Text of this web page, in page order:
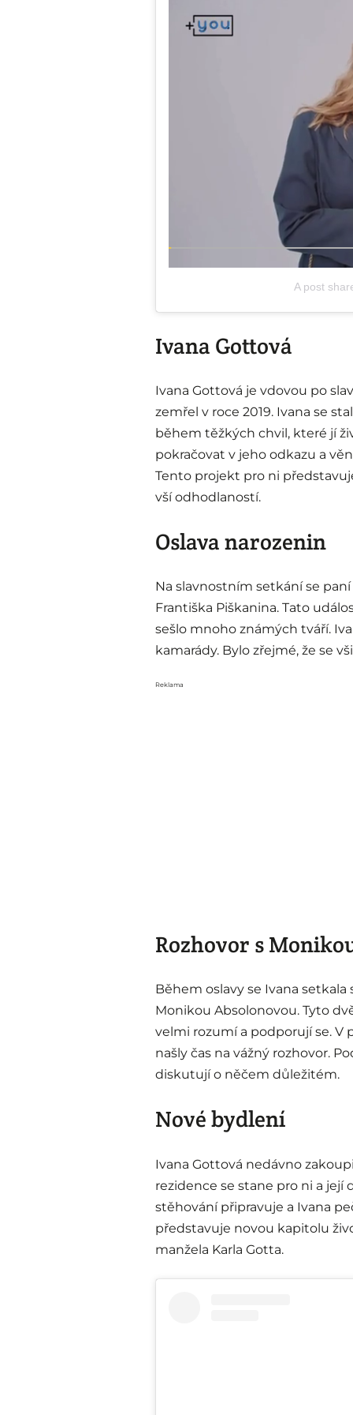
A post
Ivana Gottová
Ivana Gottová je vdovou po
zemřel v roce 2019. Ivana se
během těžkých chvil, které jí
pokračovat v jeho odkazu a
Tento projekt pro ni
vší odhodlaností.
Oslava narozenin
Na slavnostním setkání se
Františka Piškanina. Tato
sešlo mnoho známých tváří.
kamarády. Bylo zřejmé, že se
Reklama
Rozhovor s
Během oslavy se Ivana
Monikou Absolonovou. Tyto
velmi rozumí a podporují se.
našly čas na vážný rozhovor.
diskutují o něčem důležitém.
Nové bydlení
Ivana Gottová nedávno
rezidence se stane pro ni a její
stěhování připravuje a Ivana
představuje novou kapitolu
manžela Karla Gotta.